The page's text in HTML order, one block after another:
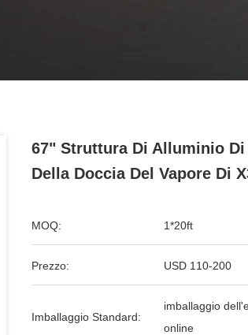
67" Struttura Di Alluminio Di
Della Doccia Del Vapore Di
MOQ: 1*20ft
Prezzo: USD 110-200
Imballaggio Standard:
imballaggio
online